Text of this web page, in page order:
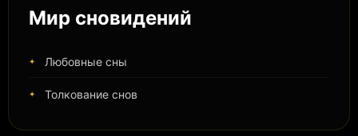
Мир сновидений
Любовные сны
Толкование снов